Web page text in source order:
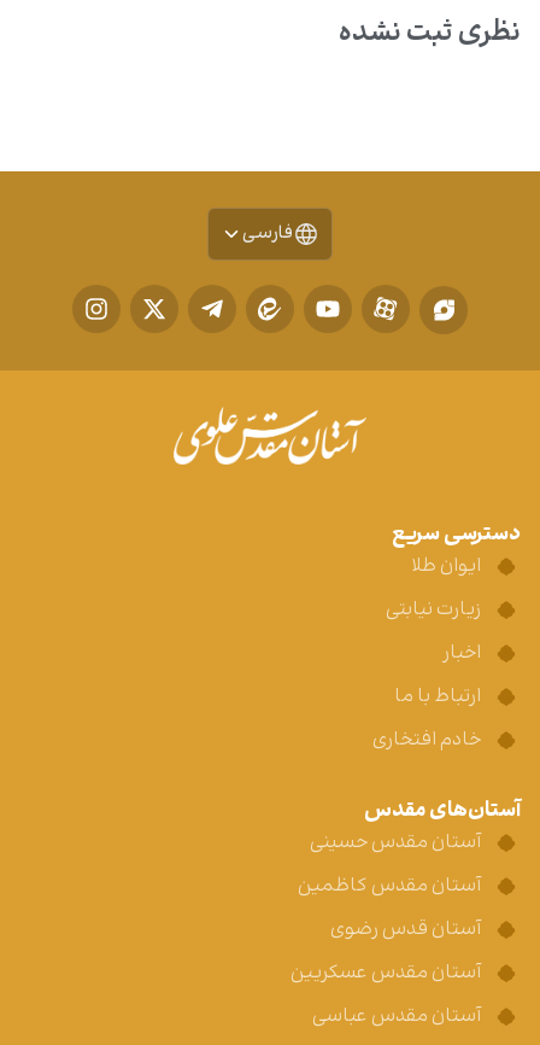
نظری ثبت نشده
فارسی
دسترسی سریع
ایوان طلا
زیارت نیابتی
اخبار
ارتباط با ما
خادم افتخاری
آستان‌های مقدس
آستان مقدس حسینی
آستان مقدس کاظمین
آستان قدس رضوی
آستان مقدس عسکریین
آستان مقدس عباسی